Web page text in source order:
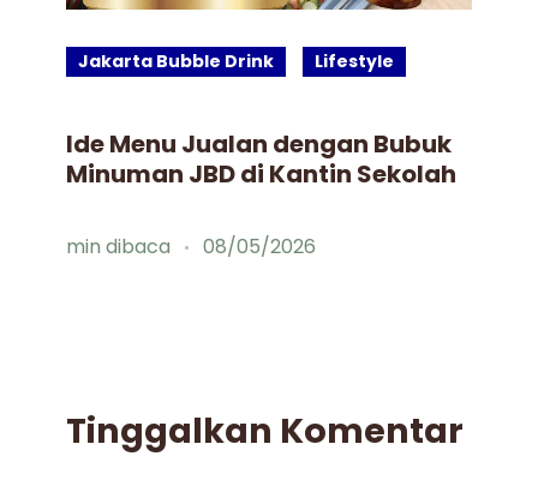
Jakarta Bubble Drink Lifestyle
Ide Menu Jualan dengan Bubuk
Minuman JBD di Kantin Sekolah
min dibaca 08/05/2026
Tinggalkan Komentar